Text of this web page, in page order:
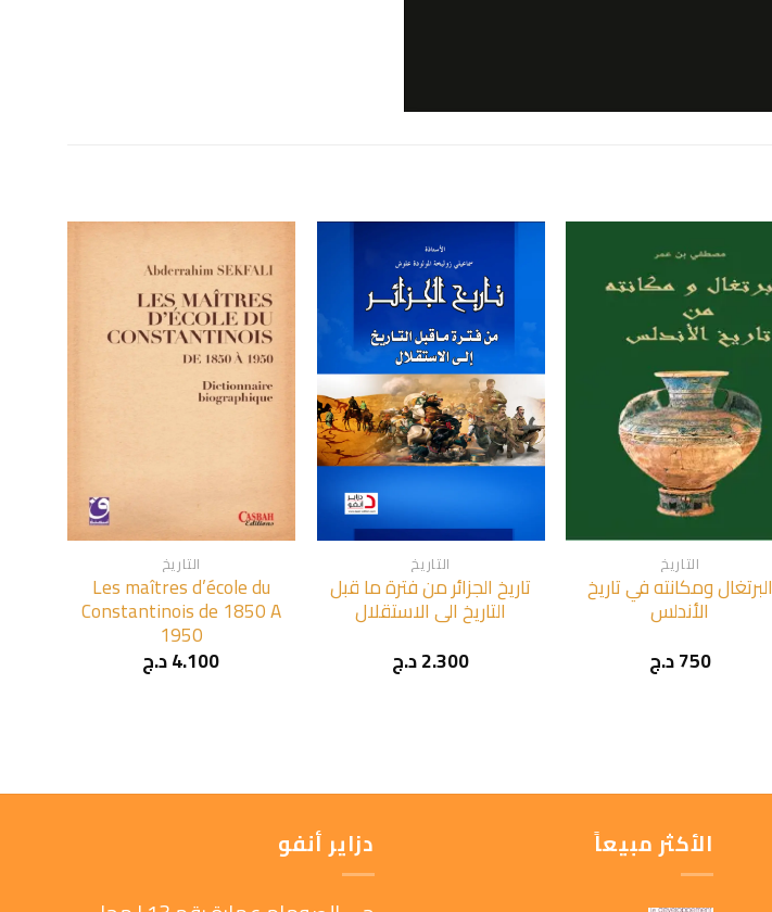
التاريخ
البرتغال ومكانته في تاريخ
الأندلس
750د.ج
+
التاريخ
تاريخ الجزائر من فترة ما قبل
التاريخ الى الاستقلال
2.300د.ج
+
التاريخ
Les maîtres d’école du
Constantinois de 1850 A
1950
4.100د.ج
الأكثر مبيعاً
دزاير أنفو